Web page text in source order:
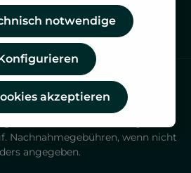
Nachnahmegebühren, wenn nicht
angegeben.
notwendige
akzeptieren